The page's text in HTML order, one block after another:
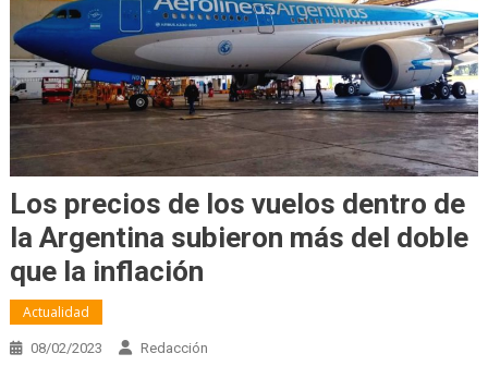
Los precios de los vuelos dentro de
la Argentina subieron más del doble
que la inflación
Actualidad
08/02/2023 Redacción